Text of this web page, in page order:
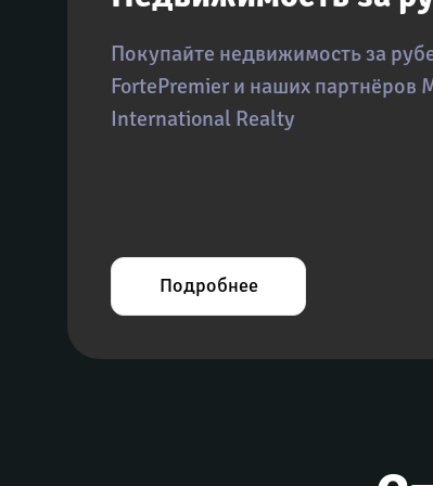
Покупайте недвижимость за
FortePremier и наших партнёров
International Realty
Подробнее